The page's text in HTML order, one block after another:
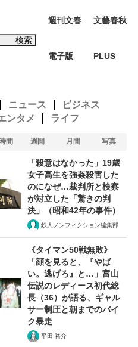
明かす...
検索
週刊文春
電子版
文藝春秋
PLUS
ニュース
ビジネス
ンタメ
ライフ
間 週間 月間 写真
「殺意はなかった」19歳
女子高生を強姦殺害した
のになぜ…裁判所と検察
が対立した「驚きの判
決」（昭和42年の事件）
鉄人ノンフィクション編集部
《タイマン50戦無敗》
「顔を見ると、『やば
い。逃げろ』と…」富山
伝説のレディース初代総
長（36）が語る、ギャル
サー制圧と朝までのバイ
ク暴走
平田 裕介